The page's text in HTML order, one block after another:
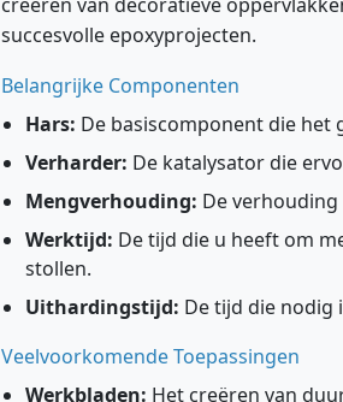
succesvolle epoxyprojecten.
Belangrijke Componenten
Hars: De basiscomponent die het
Verharder: De katalysator die
Mengverhouding: De
Werktijd: De tijd die u heeft om
stollen.
Uithardingstijd: De tijd die nodig
Veelvoorkomende Toepassingen
Werkbladen: Het creëren van